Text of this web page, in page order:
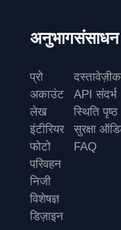
अनुभाग
प्रो
अकाउंट
लेख
इंटीरियर
फोटो
परिवहन
निजी
विशेषज्ञ
डिज़ाइन
संसाधन
API संदर्भ
स्थिति पृष्ठ
सुरक्षा
FAQ